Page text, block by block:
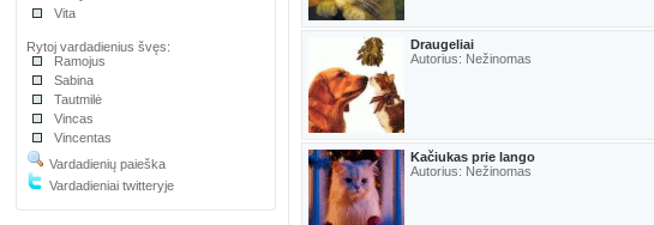
Vita
Rytoj vardadienius švęs:
Ramojus
Sabina
Tautmilė
Vincas
Vincentas
Vardadienių paieška
Vardadieniai twitteryje
Draugeliai
Autorius: Nežinomas
Kačiukas prie lango
Autorius: Nežinomas